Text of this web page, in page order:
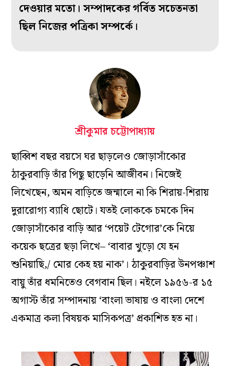
দেওয়ার মতো। সম্পাদকের গর্বিত সচেতনতা
ছিল নিজের পত্রিকা সম্পর্কে।
শ্রীকুমার চট্টোপাধ্যায়
ছাব্বিশ বছর বয়সে ঘর ছাড়লেও জোড়াসাঁকোর
ঠাকুরবাড়ি তাঁর পিছু ছাড়েনি আজীবন। নিজেই
লিখেছেন, অমন বাড়িতে জন্মালে না কি শিরায়-শিরায়
দুরারোগ্য ব্যাধি ছোটে। যতই লোককে চমকে দিন
জোড়াসাঁকোর বাড়ি আর ‘পয়েট টেগোর’কে নিয়ে
কয়েক ছত্রের ছড়া লিখে– ‘বাবার খুড়ো যে হন
শুনিয়াছি,/ মোর কেহ হয় নাক’। ঠাকুরবাড়ির উনপঞ্চাশ
বায়ু তাঁর ধমনিতেও বেগবান ছিল। নইলে ১৯৫৬-র ১৫
অগাস্ট তাঁর সম্পাদনায় ‘বাংলা ভাষায় ও বাংলা দেশে
একমাত্র কলা বিষয়ক মাসিকপত্র’ প্রকাশিত হত না।